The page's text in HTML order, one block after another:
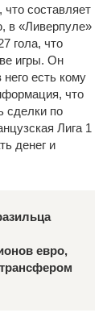
что составляет
в «Ливерпуле»
гола, что
игры. Он
есть кому
что
сделки по
Лига 1
денег и
евро,